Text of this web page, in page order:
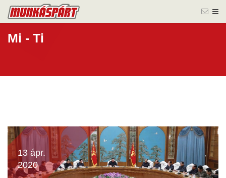
Mi - Ti
13 ápr.
2020